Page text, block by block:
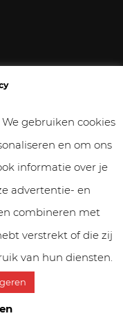
// NadiZoetebier.nl //
We gebruiken cookies
en om ons
informatie over je
advertentie- en
combineren met
verstrekt of die zij
van hun diensten.